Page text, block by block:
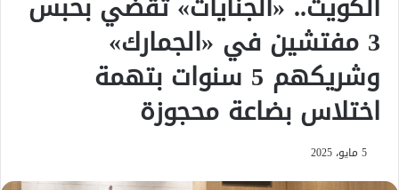
3 مفتشين في «الجمارك»
وشريكهم 5 سنوات بتهمة
اختلاس بضاعة محجوزة
5 مايو، 2025